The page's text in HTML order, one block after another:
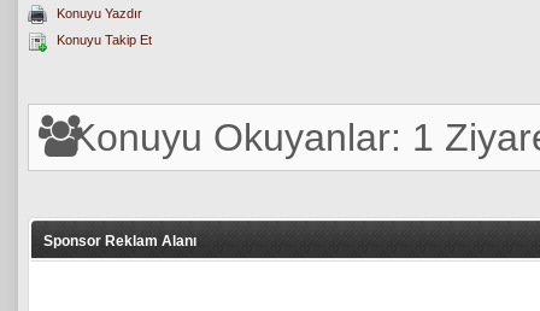
Konuyu Yazdır
Konuyu Takip Et
Konuyu Okuyanlar: 1
Sponsor Reklam Alanı